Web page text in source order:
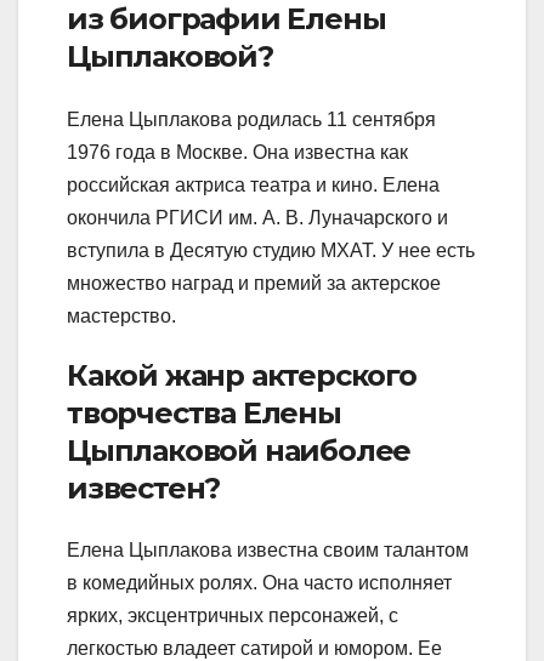
из биографии Елены
Цыплаковой?
Елена Цыплакова родилась 11 сентября
1976 года в Москве. Она известна как
российская актриса театра и кино. Елена
окончила РГИСИ им. А. В. Луначарского и
вступила в Десятую студию МХАТ. У нее есть
множество наград и премий за актерское
мастерство.
Какой жанр актерского
творчества Елены
Цыплаковой наиболее
известен?
Елена Цыплакова известна своим талантом
в комедийных ролях. Она часто исполняет
ярких, эксцентричных персонажей, с
легкостью владеет сатирой и юмором. Ее